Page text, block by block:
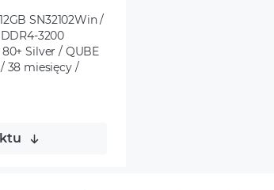
SN32102Win /
3200
Silver / QUBE
38 miesięcy /